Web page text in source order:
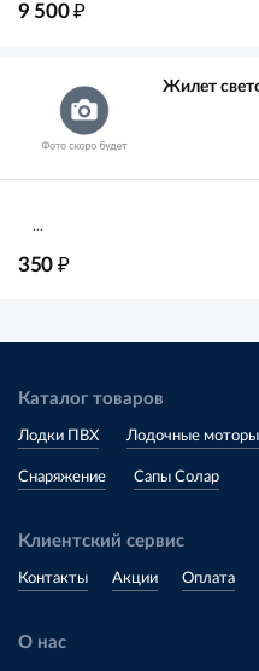
9 500₽
Жилет
...
350 ₽
Каталог товаров
Лодки ПВХ Лодочные моторы
Снаряжение Сапы Солар
Клиентский сервис
Контакты Акции Оплата
О нас